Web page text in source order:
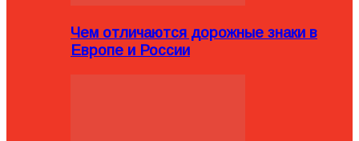
Чем отличаются дорожные знаки в
Европе и России